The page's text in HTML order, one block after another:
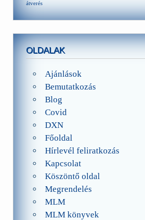
átverés
OLDALAK
Ajánlások
Bemutatkozás
Blog
Covid
DXN
Főoldal
Hírlevél feliratkozás
Kapcsolat
Köszöntő oldal
Megrendelés
MLM
MLM könyvek